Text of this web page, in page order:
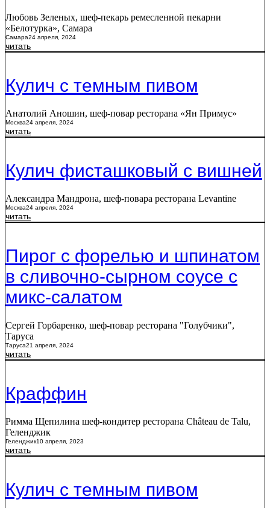
Любовь Зеленых, шеф-пекарь ремесленной пекарни
«Белотурка», Самара
Самара24 апреля, 2024
читать
Кулич с темным пивом
Анатолий Аношин, шеф-повар ресторана «Ян Примус»
Москва24 апреля, 2024
читать
Кулич фисташковый с вишней
Александра Мандрона, шеф-повара ресторана Levantine
Москва24 апреля, 2024
читать
Пирог с форелью и шпинатом
в сливочно-сырном соусе с
микс-салатом
Сергей Горбаренко, шеф-повар ресторана "Голубчики",
Таруса
Таруса21 апреля, 2024
читать
Краффин
Римма Щепилина шеф-кондитер ресторана Château de Talu,
Геленджик
Геленджик10 апреля, 2023
читать
Кулич с темным пивом